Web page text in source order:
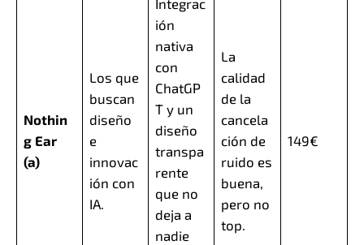
Nothin
g Ear
(a)
Los que
buscan
diseño
e
innovac
ión con
IA.
Integrac
ión
nativa
con
ChatGP
T y un
diseño
transpa
rente
que no
deja a
nadie
La
calidad
de la
cancela
ción de
ruido es
buena,
pero no
top.
149€